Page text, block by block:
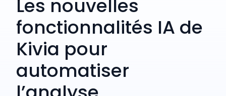
Les nouvelles
fonctionnalités IA de
Kivia pour
automatiser